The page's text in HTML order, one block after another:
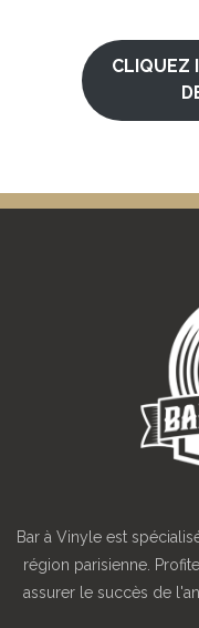
CLIQUEZ
Bar à Vinyle est
région parisienne.
assurer le succès de